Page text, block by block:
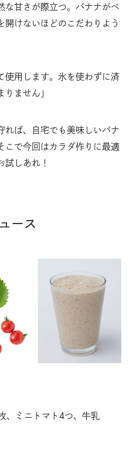
な甘さが際立つ。バナナがベ
けないほどのこだわりよう
使用します。氷を使わずに済
ません」
れば、自宅でも美味しいバナ
こで今回はカラダ作りに最適
試しあれ！
ース
、ミニトマト4つ、牛乳